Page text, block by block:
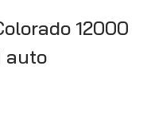
12000
auto